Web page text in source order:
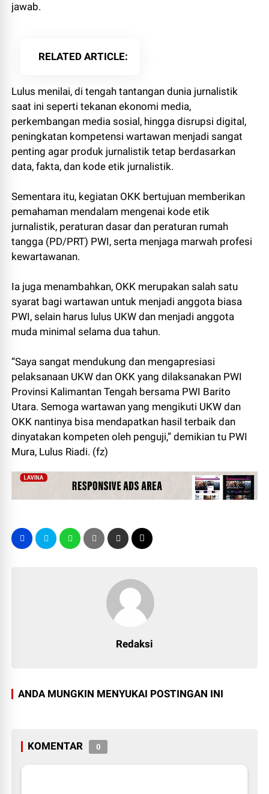
jawab.
RELATED ARTICLE
Lulus menilai, di tengah tantangan dunia jurnalistik
saat ini seperti tekanan ekonomi media,
perkembangan media sosial, hingga disrupsi digital,
peningkatan kompetensi wartawan menjadi sangat
penting agar produk jurnalistik tetap berdasarkan
data, fakta, dan kode etik jurnalistik.
Sementara itu, kegiatan OKK bertujuan memberikan
pemahaman mendalam mengenai kode etik
jurnalistik, peraturan dasar dan peraturan rumah
tangga (PD/PRT) PWI, serta menjaga marwah profesi
kewartawanan.
Ia juga menambahkan, OKK merupakan salah satu
syarat bagi wartawan untuk menjadi anggota biasa
PWI, selain harus lulus UKW dan menjadi anggota
muda minimal selama dua tahun.
“Saya sangat mendukung dan mengapresiasi
pelaksanaan UKW dan OKK yang dilaksanakan PWI
Provinsi Kalimantan Tengah bersama PWI Barito
Utara. Semoga wartawan yang mengikuti UKW dan
OKK nantinya bisa mendapatkan hasil terbaik dan
dinyatakan kompeten oleh penguji,” demikian tu PWI
Mura, Lulus Riadi. (fz)
Redaksi
ANDA MUNGKIN MENYUKAI POSTINGAN INI
KOMENTAR 0